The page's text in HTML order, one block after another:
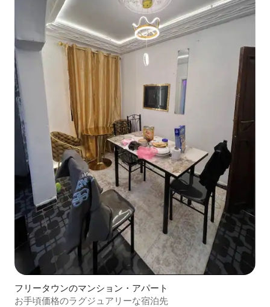
フリータウンのマンション・アパート
お手頃価格のラグジュアリーな宿泊先